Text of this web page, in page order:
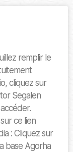
remplir le
cliquez sur
Segalen
ce lien
: Cliquez sur
base Agorha